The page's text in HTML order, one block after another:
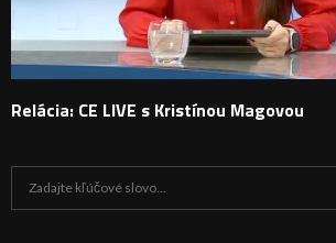
Relácia: CE LIVE s Kristínou Magovou